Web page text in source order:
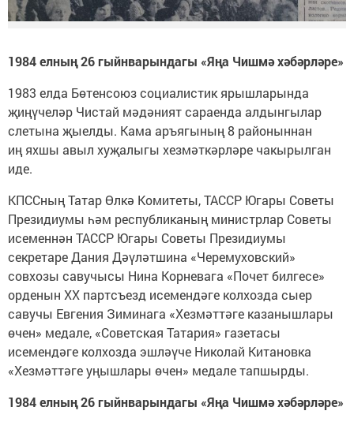
1984 елның 26 гыйнварындагы «Яңа Чишмә хәбәрләре»
1983 елда Бөтенсоюз социалистик ярышларында
җиңүчеләр Чистай мәдәният сараенда алдынгылар
слетына җыелды. Кама аръягының 8 районыннан
иң яхшы авыл хуҗалыгы хезмәткәрләре чакырылган
иде.
КПССның Татар Өлкә Комитеты, ТАССР Югары Советы
Президиумы һәм республиканың министрлар Советы
исеменнән ТАССР Югары Советы Президиумы
секретаре Дания Дәүләтшина «Черемуховский»
совхозы савучысы Нина Корневага «Почет билгесе»
орденын ХХ партсъезд исемендәге колхозда сыер
савучы Евгения Зиминага «Хезмәттәге казанышлары
өчен» медале, «Советская Татария» газетасы
исемендәге колхозда эшләүче Николай Китановка
«Хезмәттәге уңышлары өчен» медале тапшырды.
1984 елның 26 гыйнварындагы «Яңа Чишмә хәбәрләре»